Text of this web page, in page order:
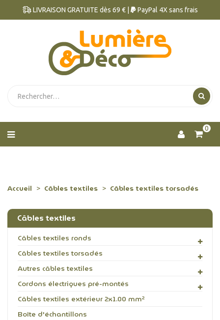
LIVRAISON GRATUITE dès 69 € | PayPal 4X sans frais
0
Accueil Câbles textiles Câbles textiles torsadés
Câbles textiles
Câbles textiles ronds
Câbles textiles torsadés
Autres câbles textiles
Cordons électriques pré-montés
Câbles textiles extérieur 2x1.00 mm²
Boîte d'échantillons